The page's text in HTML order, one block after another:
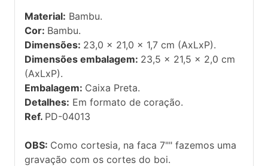
Material: Bambu.
Cor: Bambu.
Dimensões: 23,0 x 21,0 x 1,7 cm (AxLxP).
Dimensões embalagem: 23,5 x 21,5 x 2,0 cm
(AxLxP).
Embalagem: Caixa Preta.
Detalhes: Em formato de coração.
Ref. PD-04013
OBS: Como cortesia, na faca 7"" fazemos uma
gravação com os cortes do boi.